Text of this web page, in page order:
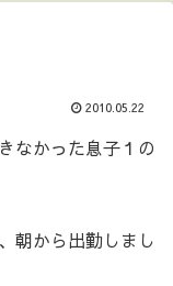
2010.05.22
なかった息子１の
朝から出勤しまし